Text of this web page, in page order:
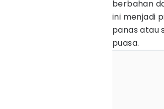
berbahan
ini menjadi
panas atau
puasa.